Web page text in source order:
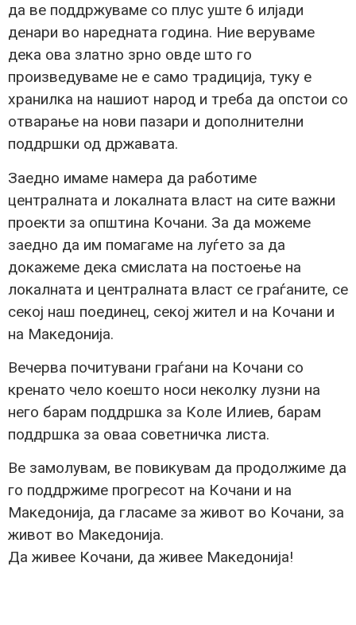
да ве поддржуваме со плус уште 6 илјади
денари во наредната година. Ние веруваме
дека ова златно зрно овде што го
произведуваме не е само традиција, туку е
хранилка на нашиот народ и треба да опстои со
отварање на нови пазари и дополнителни
поддршки од државата.
Заедно имаме намера да работиме
централната и локалната власт на сите важни
проекти за општина Кочани. За да можеме
заедно да им помагаме на луѓето за да
докажеме дека смислата на постоење на
локалната и централната власт се граѓаните, се
секој наш поединец, секој жител и на Кочани и
на Македонија.
Вечерва почитувани граѓани на Кочани со
кренато чело коешто носи неколку лузни на
него барам поддршка за Коле Илиев, барам
поддршка за оваа советничка листа.
Ве замолувам, ве повикувам да продолжиме да
го поддржиме прогресот на Кочани и на
Македонија, да гласаме за живот во Кочани, за
живот во Македонија.
Да живее Кочани, да живее Македонија!